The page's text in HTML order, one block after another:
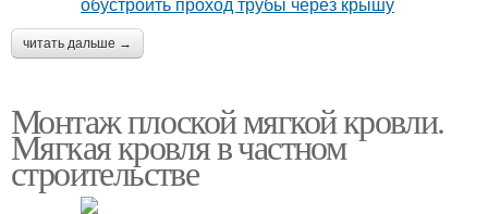
читать дальше →
Монтаж плоской мягкой кровли.
Мягкая кровля в частном
строительстве